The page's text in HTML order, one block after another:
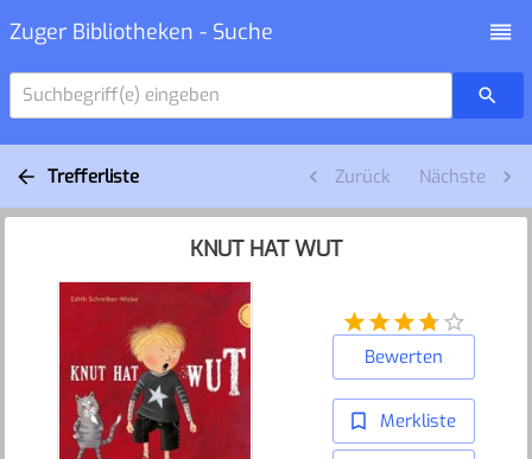
Zuger Bibliotheken - Suche
Suchbegriff(e) eingeben
Trefferliste Zurück Nächste
KNUT HAT WUT
Bewerten
Merkliste